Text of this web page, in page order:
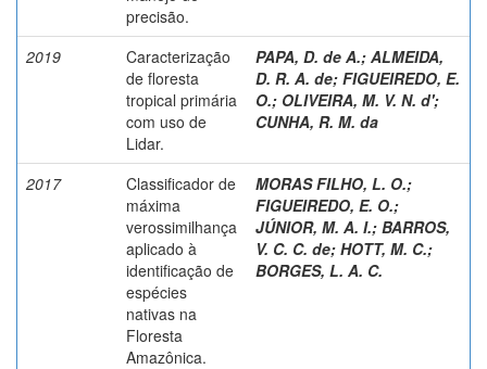
precisão.
2019
Caracterização
de floresta
tropical primária
com uso de
Lidar.
PAPA, D. de A.; ALMEIDA,
D. R. A. de; FIGUEIREDO, E.
O.; OLIVEIRA, M. V. N. d';
CUNHA, R. M. da
2017
Classificador de
máxima
verossimilhança
aplicado à
identificação de
espécies
nativas na
Floresta
Amazônica.
MORAS FILHO, L. O.;
FIGUEIREDO, E. O.;
JÚNIOR, M. A. I.; BARROS,
V. C. C. de; HOTT, M. C.;
BORGES, L. A. C.